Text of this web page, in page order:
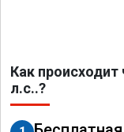
Как происходит
л.с..?